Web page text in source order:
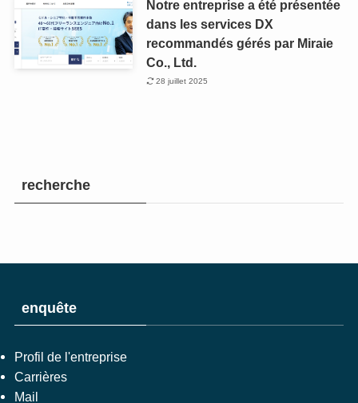
Notre entreprise a été présentée
dans les services DX
recommandés gérés par Miraie
Co., Ltd.
28 juillet 2025
recherche
enquête
Profil de l'entreprise
Carrières
Mail